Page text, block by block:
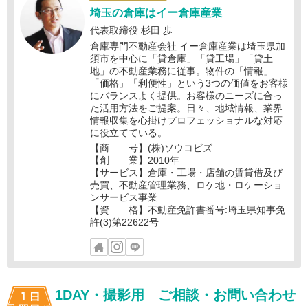
埼玉の倉庫はイー倉庫産業
代表取締役 杉田 歩
倉庫専門不動産会社 イー倉庫産業は埼玉県加
須市を中心に「貸倉庫」「貸工場」「貸土
地」の不動産業務に従事。物件の「情報」
「価格」「利便性」という3つの価値をお客様
にバランスよく提供。お客様のニーズに合っ
た活用方法をご提案。日々、地域情報、業界
情報収集を心掛けプロフェッショナルな対応
に役立てている。
【商 号】(株)ソウコビズ
【創 業】2010年
【サービス】倉庫・工場・店舗の賃貸借及び
売買、不動産管理業務、ロケ地・ロケーショ
ンサービス事業
【資 格】不動産免許書番号:埼玉県知事免
許(3)第22622号
1DAY・撮影用 ご相談・お問い合わせ